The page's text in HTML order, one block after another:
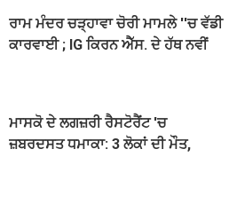
ਰਾਮ ਮੰਦਰ ਚੜ੍ਹਾਵਾ ਚੋਰੀ ਮਾਮਲੇ ''ਚ ਵੱਡੀ
ਕਾਰਵਾਈ ; IG ਕਿਰਨ ਐੱਸ. ਦੇ ਹੱਥ ਨਵੀਂ
ਮਾਸਕੋ ਦੇ ਲਗਜ਼ਰੀ ਰੈਸਟੋਰੈਂਟ 'ਚ
ਜ਼ਬਰਦਸਤ ਧਮਾਕਾ: 3 ਲੋਕਾਂ ਦੀ ਮੌਤ,